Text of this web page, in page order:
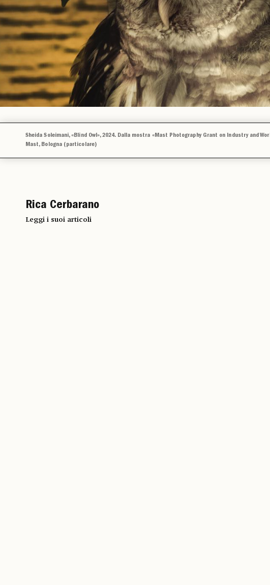
Sheida Soleimani, «Blind Owl», 2024. Dalla mostra «Mast Photography Grant on Industry and
Mast, Bologna (particolare)
Rica Cerbarano
Leggi i suoi articoli